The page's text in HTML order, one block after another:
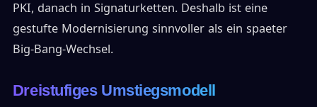
PKI, danach in Signaturketten. Deshalb ist eine
gestufte Modernisierung sinnvoller als ein spaeter
Big-Bang-Wechsel.
Dreistufiges Umstiegsmodell